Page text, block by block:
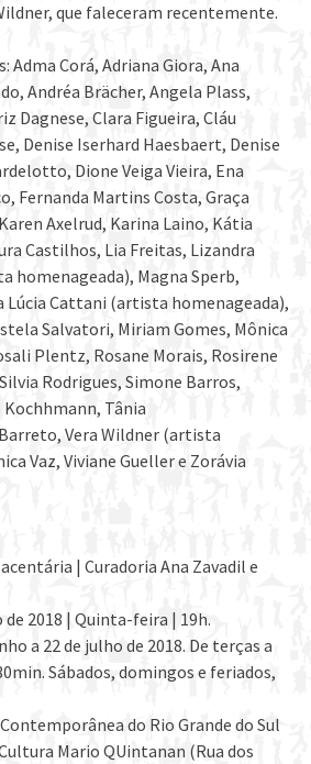
que faleceram recentemente.
Corá, Adriana Giora, Ana
Andréa Brächer, Angela Plass,
Dagnese, Clara Figueira, Cláu
Denise Iserhard Haesbaert, Denise
Dione Veiga Vieira, Ena
Fernanda Martins Costa, Graça
Axelrud, Karina Laino, Kátia
Castilhos, Lia Freitas, Lizandra
homenageada), Magna Sperb,
Lúcia Cattani (artista homenageada),
Salvatori, Miriam Gomes, Mônica
Plentz, Rosane Morais, Rosirene
Rodrigues, Simone Barros,
Kochhmann, Tânia
Vera Wildner (artista
Vaz, Viviane Gueller e Zorávia
| Curadoria Ana Zavadil e
de 2018 | Quinta-feira | 19h.
a 22 de julho de 2018. De terças a
Sábados, domingos e feriados,
do Rio Grande do Sul
Mario QUintanan (Rua dos